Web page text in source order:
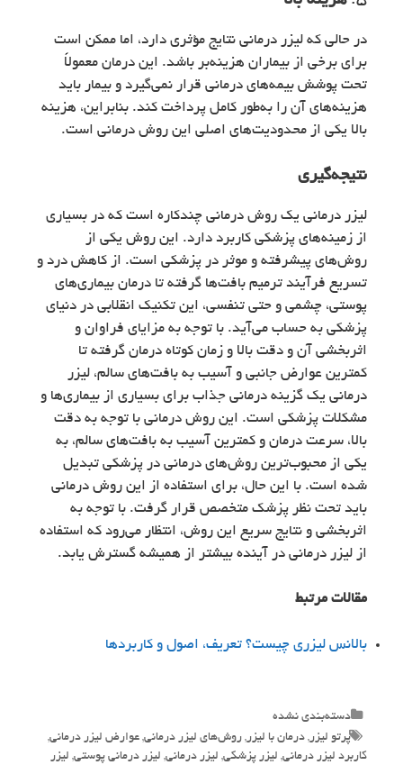
در حالی که لیزر درمانی نتایج مؤثری دارد، اما ممکن است
برای برخی از بیماران هزینه‌بر باشد. این درمان معمولاً
تحت پوشش بیمه‌های درمانی قرار نمی‌گیرد و بیمار باید
هزینه‌های آن را به‌طور کامل پرداخت کند. بنابراین، هزینه
بالا یکی از محدودیت‌های اصلی این روش درمانی است.
نتیجه‌گیری
لیزر درمانی یک روش درمانی چندکاره است که در بسیاری
از زمینه‌های پزشکی کاربرد دارد. این روش یکی از
روش‌های پیشرفته و موثر در پزشکی است. از کاهش درد و
تسریع فرآیند ترمیم بافت‌ها گرفته تا درمان بیماری‌های
پوستی، چشمی و حتی تنفسی، این تکنیک انقلابی در دنیای
پزشکی به حساب می‌آید. با توجه به مزایای فراوان و
اثربخشی آن و دقت بالا و زمان کوتاه درمان گرفته تا
کمترین عوارض جانبی و آسیب به بافت‌های سالم، لیزر
درمانی یک گزینه درمانی جذاب برای بسیاری از بیماری‌ها و
مشکلات پزشکی است. این روش درمانی با توجه به دقت
بالا، سرعت درمان و کمترین آسیب به بافت‌های سالم، به
یکی از محبوب‌ترین روش‌های درمانی در پزشکی تبدیل
شده است. با این حال، برای استفاده از این روش درمانی
باید تحت نظر پزشک متخصص قرار گرفت. با توجه به
اثربخشی و نتایج سریع این روش، انتظار می‌رود که استفاده
از لیزر درمانی در آینده بیشتر از همیشه گسترش یابد.
مقالات مرتبط
بالانس لیزری چیست؟ تعریف، اصول و کاربردها
Categories
دسته‌بندی نشده
Tags
پرتو لیزر, درمان با لیزر, روش‌های لیزر درمانی, عوارض لیزر درمانی,
کاربرد لیزر درمانی, لیزر پزشکی, لیزر درمانی, لیزر درمانی پوستی, لیزر